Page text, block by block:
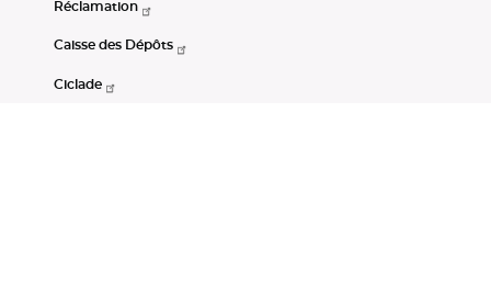
Réclamation
Caisse des Dépôts
Ciclade